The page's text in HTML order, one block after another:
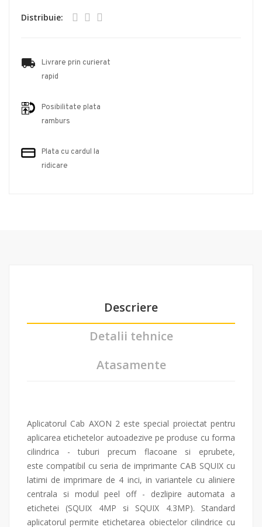
Distribuie:
Livrare prin curierat
rapid
Posibilitate plata
ramburs
Plata cu cardul la
ridicare
Descriere
Detalii tehnice
Atasamente
Aplicatorul Cab AXON 2 este special proiectat pentru
aplicarea etichetelor autoadezive pe produse cu forma
cilindrica - tuburi precum flacoane si eprubete,
este compatibil cu seria de imprimante CAB SQUIX cu
latimi de imprimare de 4 inci, in variantele cu aliniere
centrala si modul peel off - dezlipire automata a
etichetei (SQUIX 4MP si SQUIX 4.3MP). Standard
aplicatorul permite etichetarea obiectelor cilindrice cu